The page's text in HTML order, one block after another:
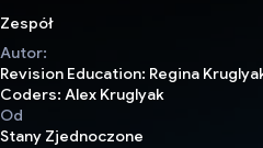
Zespół
Autor:
Revision Education: Regina
Coders: Alex Kruglyak
Od
Stany Zjednoczone